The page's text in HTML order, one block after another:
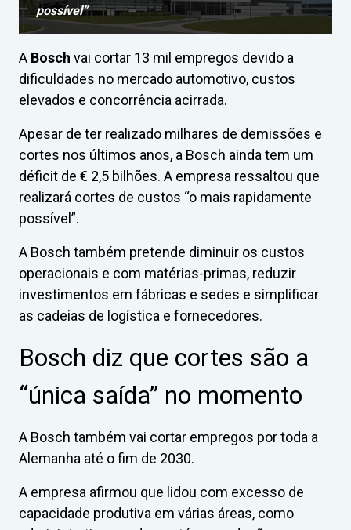
possível”
A Bosch vai cortar 13 mil empregos devido a
dificuldades no mercado automotivo, custos
elevados e concorrência acirrada.
Apesar de ter realizado milhares de demissões e
cortes nos últimos anos, a Bosch ainda tem um
déficit de € 2,5 bilhões. A empresa ressaltou que
realizará cortes de custos “o mais rapidamente
possível”.
A Bosch também pretende diminuir os custos
operacionais e com matérias-primas, reduzir
investimentos em fábricas e sedes e simplificar
as cadeias de logística e fornecedores.
Bosch diz que cortes são a
“única saída” no momento
A Bosch também vai cortar empregos por toda a
Alemanha até o fim de 2030.
A empresa afirmou que lidou com excesso de
capacidade produtiva em várias áreas, como